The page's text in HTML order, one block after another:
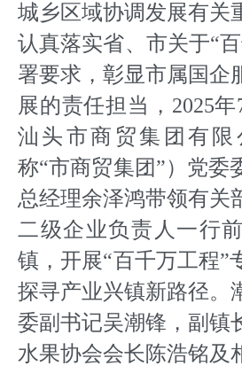
城乡区域协调发展有关
认真落实省、市关于“
署要求，彰显市属国企
展的责任担当，2025年
汕头市商贸集团有限
称“市商贸集团”）党委
总经理余泽鸿带领有关
二级企业负责人一行
镇，开展“百千万工程”
探寻产业兴镇新路径。
委副书记吴潮锋，副镇
水果协会会长陈浩铭及